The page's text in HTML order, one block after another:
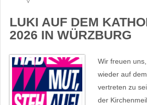
LUKI AUF DEM
2026 IN WÜRZBURG
Wir freuen
wieder auf
vertreten zu
der